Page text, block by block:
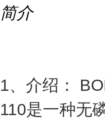
简介
1、介绍：
110是一种无